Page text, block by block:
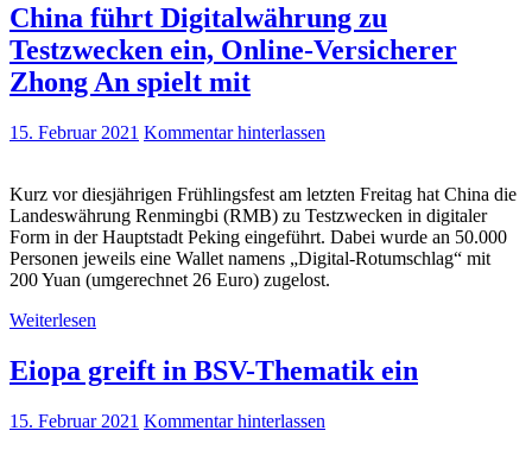
China führt Digitalwährung zu
Testzwecken ein, Online-Versicherer
Zhong An spielt mit
15. Februar 2021 Kommentar hinterlassen
Kurz vor diesjährigen Frühlingsfest am letzten Freitag hat China die
Landeswährung Renmingbi (RMB) zu Testzwecken in digitaler
Form in der Hauptstadt Peking eingeführt. Dabei wurde an 50.000
Personen jeweils eine Wallet namens „Digital-Rotumschlag“ mit
200 Yuan (umgerechnet 26 Euro) zugelost.
Weiterlesen
Eiopa greift in BSV-Thematik ein
15. Februar 2021 Kommentar hinterlassen